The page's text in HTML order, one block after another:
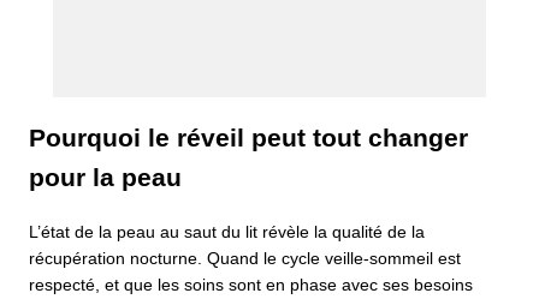
Pourquoi le réveil peut tout changer
pour la peau
L’état de la peau au saut du lit révèle la qualité de la
récupération nocturne. Quand le cycle veille-sommeil est
respecté, et que les soins sont en phase avec ses besoins